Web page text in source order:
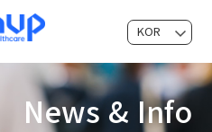
KOR
News & Info